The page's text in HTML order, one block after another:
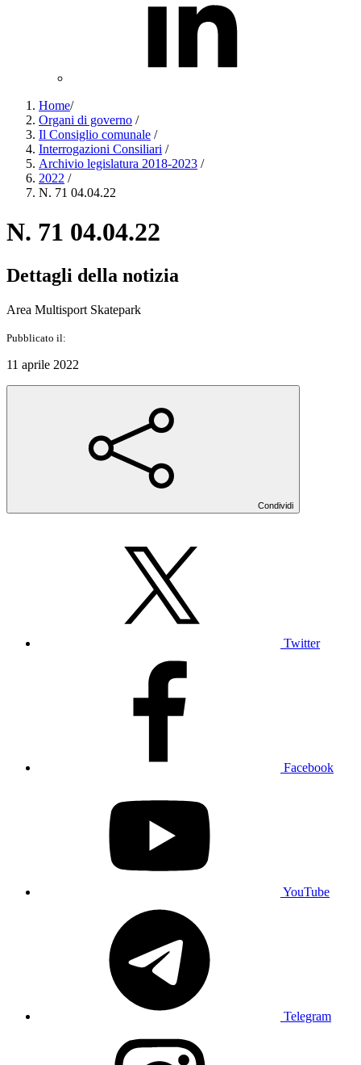
Home/
Organi di governo /
Il Consiglio comunale /
Interrogazioni Consiliari /
Archivio legislatura 2018-2023 /
2022 /
N. 71 04.04.22
N. 71 04.04.22
Dettagli della notizia
Area Multisport Skatepark
Pubblicato il:
11 aprile 2022
Condividi
Twitter
Facebook
YouTube
Telegram